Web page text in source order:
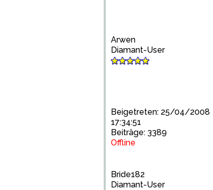
Arwen
Diamant-User
Beigetreten: 25/04/2008
17:34:51
Beiträge: 3389
Offline
Bride182
Diamant-User